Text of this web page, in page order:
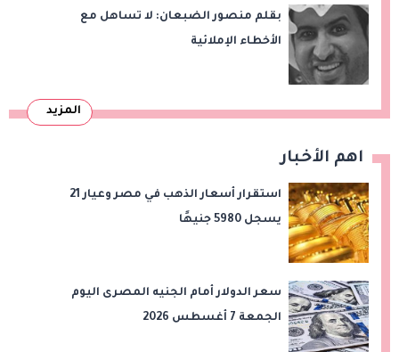
بقلم منصور الضبعان: لا تساهل مع
الأخطاء الإملائية
المزيد
اهم الأخبار
استقرار أسعار الذهب في مصر وعيار 21
يسجل 5980 جنيهًا
سعر الدولار أمام الجنيه المصرى اليوم
الجمعة 7 أغسطس 2026